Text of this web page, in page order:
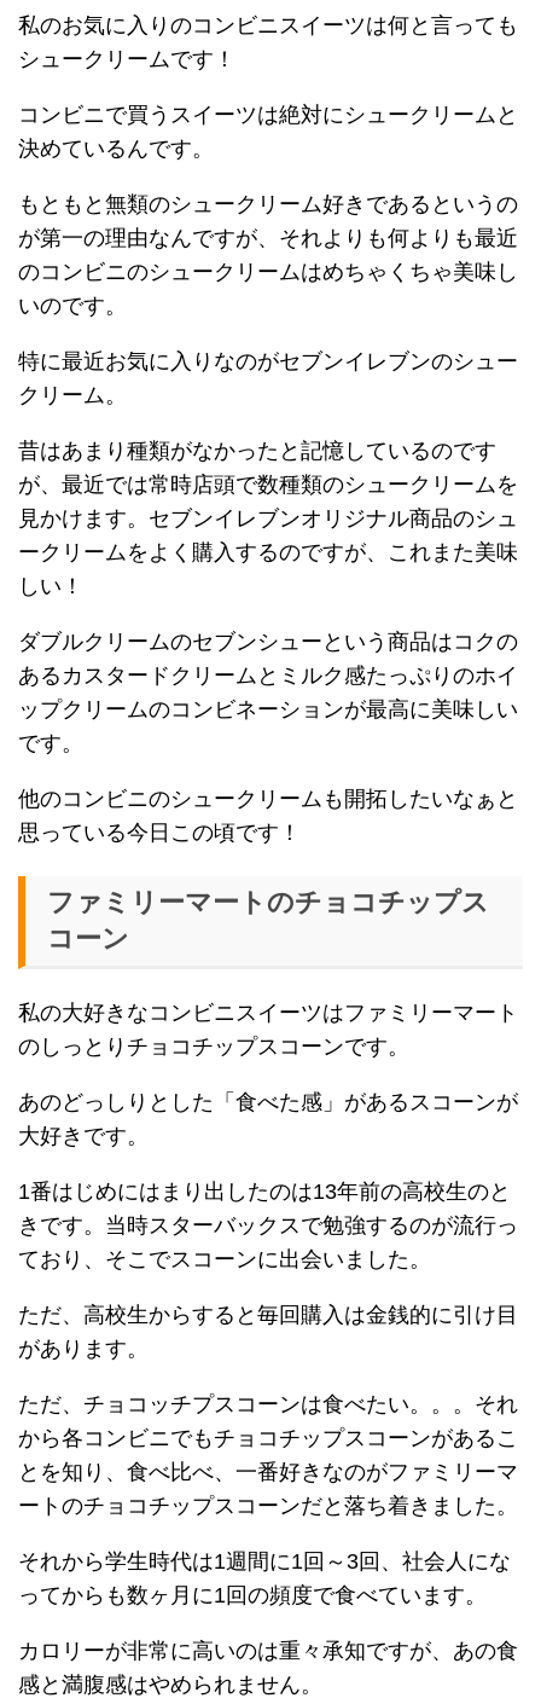
私のお気に入りのコンビニスイーツは何と言っても
シュークリームです！
コンビニで買うスイーツは絶対にシュークリームと
決めているんです。
もともと無類のシュークリーム好きであるというの
が第一の理由なんですが、それよりも何よりも最近
のコンビニのシュークリームはめちゃくちゃ美味し
いのです。
特に最近お気に入りなのがセブンイレブンのシュー
クリーム。
昔はあまり種類がなかったと記憶しているのです
が、最近では常時店頭で数種類のシュークリームを
見かけます。セブンイレブンオリジナル商品のシュ
ークリームをよく購入するのですが、これまた美味
しい！
ダブルクリームのセブンシューという商品はコクの
あるカスタードクリームとミルク感たっぷりのホイ
ップクリームのコンビネーションが最高に美味しい
です。
他のコンビニのシュークリームも開拓したいなぁと
思っている今日この頃です！
ファミリーマートのチョコチップス
コーン
私の大好きなコンビニスイーツはファミリーマート
のしっとりチョコチップスコーンです。
あのどっしりとした「食べた感」があるスコーンが
大好きです。
1番はじめにはまり出したのは13年前の高校生のと
きです。当時スターバックスで勉強するのが流行っ
ており、そこでスコーンに出会いました。
ただ、高校生からすると毎回購入は金銭的に引け目
があります。
ただ、チョコッチプスコーンは食べたい。。。それ
から各コンビニでもチョコチップスコーンがあるこ
とを知り、食べ比べ、一番好きなのがファミリーマ
ートのチョコチップスコーンだと落ち着きました。
それから学生時代は1週間に1回～3回、社会人にな
ってからも数ヶ月に1回の頻度で食べています。
カロリーが非常に高いのは重々承知ですが、あの食
感と満腹感はやめられません。